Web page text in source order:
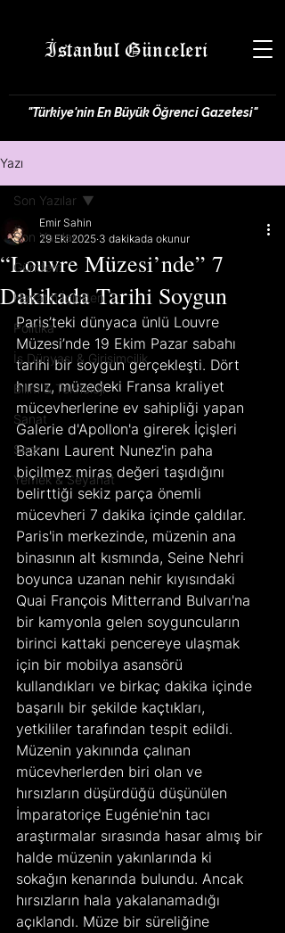
İstanbul Günceleri
"Türkiye'nin En Büyük Öğrenci Gazetesi"
Yazı
Son Yazılar
Gündem
Hayatın İçinden
Politika
İş Dünyası & Girişimcilik
Bilim & Teknoloji
Sanat
Spor
Yemek & Seyahat
Son Yazılar
“Louvre Müzesi’nde” 7
Dakikada Tarihi Soygun
Emir Sahin
29 Eki 2025 3 dakikada okunur
Paris’teki dünyaca ünlü Louvre
Müzesi’nde 19 Ekim Pazar sabahı
tarihi bir soygun gerçekleşti. Dört
hırsız, müzedeki Fransa kraliyet
mücevherlerine ev sahipliği yapan
Galerie d'Apollon'a girerek İçişleri
Bakanı Laurent Nunez'in paha
biçilmez miras değeri taşıdığını
belirttiği sekiz parça önemli
mücevheri 7 dakika içinde çaldılar.
Paris'in merkezinde, müzenin ana
binasının alt kısmında, Seine Nehri
boyunca uzanan nehir kıyısındaki
Quai François Mitterrand Bulvarı'na
bir kamyonla gelen soyguncuların
birinci kattaki pencereye ulaşmak
için bir mobilya asansörü
kullandıkları ve birkaç dakika içinde
başarılı bir şekilde kaçtıkları,
yetkililer tarafından tespit edildi.
Müzenin yakınında çalınan
mücevherlerden biri olan ve
hırsızların düşürdüğü düşünülen
İmparatoriçe Eugénie'nin tacı
araştırmalar sırasında hasar almış bir
halde müzenin yakınlarında ki
sokağın kenarında bulundu. Ancak
hırsızların hala yakalanamadığı
açıklandı. Müze bir süreliğine